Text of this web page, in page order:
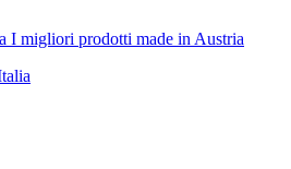
I migliori prodotti made in Austria